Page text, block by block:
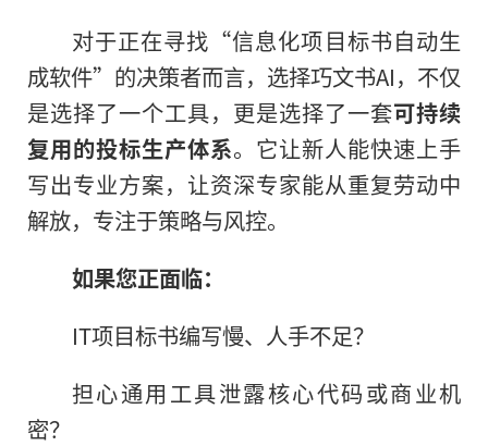
对于正在寻找“信息化项目标书自动生
成软件”的决策者而言，选择巧文书AI，不仅
是选择了一个工具，更是选择了一套可持续
复用的投标生产体系。它让新人能快速上手
写出专业方案，让资深专家能从重复劳动中
解放，专注于策略与风控。
如果您正面临：
IT项目标书编写慢、人手不足？
担心通用工具泄露核心代码或商业机
密？